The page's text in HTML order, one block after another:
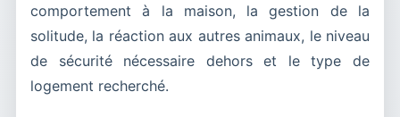
comportement à la maison, la gestion de la
solitude, la réaction aux autres animaux, le niveau
de sécurité nécessaire dehors et le type de
logement recherché.